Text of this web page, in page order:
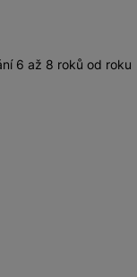
6 až 8 roků od roku